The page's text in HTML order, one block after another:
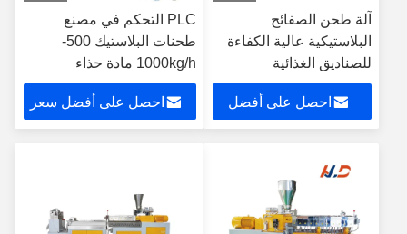
آلة طحن الصفائح
البلاستيكية عالية الكفاءة
للصناديق الغذائية
البلاستيكية والحاويات
احصل على أفضل
PLC التحكم في مصنع
طحنات البلاستيك 500-
1000kg/h مادة حذاء
بلاستيكي أرضية
احصل على أفضل سعر